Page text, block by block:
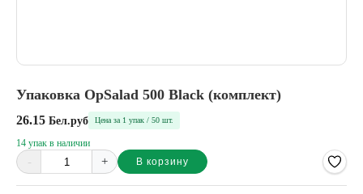
Упаковка OpSalad 500 Black (комплект)
26.15 Бел.руб Цена за 1 упак / 50 шт.
14 упак в наличии
- + В корзину
Alternative: